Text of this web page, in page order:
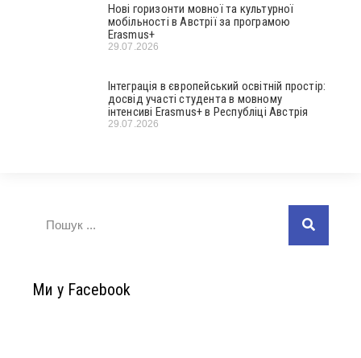
Нові горизонти мовної та культурної
мобільності в Австрії за програмою
Erasmus+
29.07.2026
Інтеграція в європейський освітній простір:
досвід участі студента в мовному
інтенсиві Erasmus+ в Республіці Австрія
29.07.2026
Ми у Facebook